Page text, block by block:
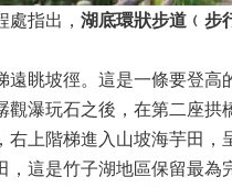
處指出， 湖底環狀步道﹙步
遠眺坡徑。這是一條要登高
觀瀑玩石之後，在第二座拱
右上階梯進入山坡海芋田，
，這是竹子湖地區保留最為